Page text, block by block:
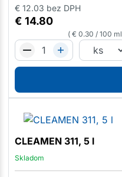
€ 14.80
€ 12.03 bez DPH
€ 0.30 /100 ml
CLEAMEN 311, 5 l
Skladom